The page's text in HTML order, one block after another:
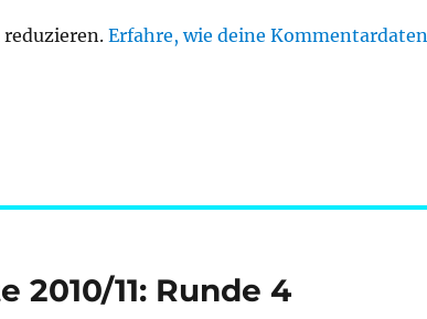
reduzieren. Erfahre, wie deine Kommentardaten
11: Runde 4